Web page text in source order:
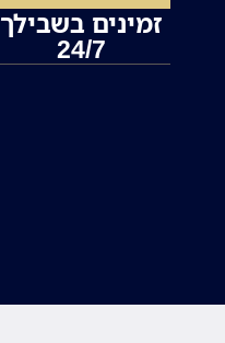
זמינים בשבילך
24/7